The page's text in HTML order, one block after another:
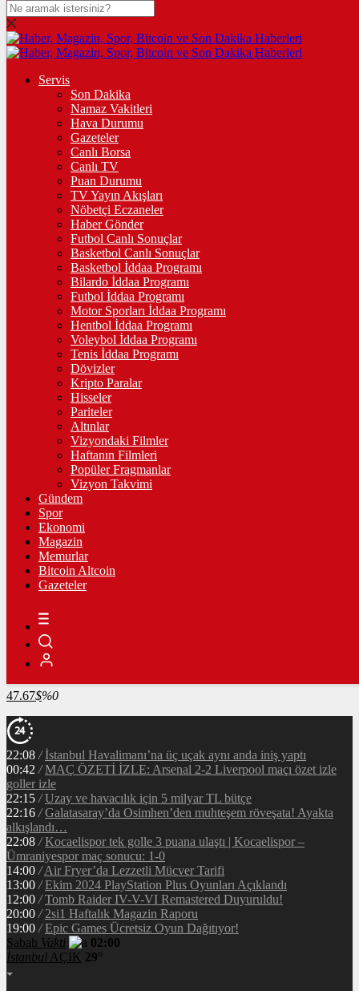
DOLAR
47,7436$% 0.18
% 0.32
STERLİN
% 0.38
GRAM ALTIN
%2,59
ÇEYREK ALTIN
10.903,00%2,54
TAM ALTIN
43.427,00%2,54
%2,39
%-0,14
฿%0.3
LİTECOİN
2183.16Ł%0.3
ETHEREUM
91677 Ξ%0.2
RİPPLE
49.78
%1
TETHER
47.67$%0
Servis
Son Dakika
Namaz Vakitleri
Hava Durumu
Gazeteler
Canlı Borsa
Canlı TV
Puan Durumu
TV Yayın Akışları
Nöbetçi Eczaneler
Haber Gönder
Futbol Canlı Sonuçlar
Basketbol Canlı Sonuçlar
Basketbol İddaa Programı
Bilardo İddaa Programı
Futbol İddaa Programı
Motor Sporları İddaa Programı
Hentbol İddaa Programı
Voleybol İddaa Programı
Tenis İddaa Programı
Dövizler
Kripto Paralar
Hisseler
Pariteler
Altınlar
Vizyondaki Filmler
Haftanın Filmleri
Popüler Fragmanlar
Vizyon Takvimi
Gündem
Spor
Ekonomi
Magazin
Memurlar
Bitcoin Altcoin
Gazeteler
22:08 / İstanbul Havalimanı’na üç uçak aynı anda iniş yaptı
00:42 / MAÇ ÖZETİ İZLE: Arsenal 2-2 Liverpool maçı özet izle
goller izle
22:15 / Uzay ve havacılık için 5 milyar TL bütçe
22:16 / Galatasaray’da Osimhen’den muhteşem röveşata! Ayakta
alkışlandı…
22:08 / Kocaelispor tek golle 3 puana ulaştı | Kocaelispor –
Ümraniyespor maç sonucu: 1-0
14:00 / Air Fryer’da Lezzetli Mücver Tarifi
13:00 / Ekim 2024 PlayStation Plus Oyunları Açıklandı
12:00 / Tomb Raider IV-V-VI Remastered Duyuruldu!
20:00 / 2si1 Haftalık Magazin Raporu
19:00 / Epic Games Ücretsiz Oyun Dağıtıyor!
Sabah Vakti
02:00
İstanbul AÇIK 29°